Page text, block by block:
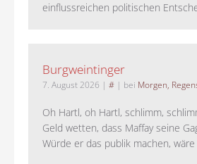
einflussreichen politischen
Burgweintinger
7. August 2026 | # | bei Morgen,
Oh Hartl, oh Hartl, schlimm,
Geld wetten, dass Maffay seine
Würde er das publik machen,